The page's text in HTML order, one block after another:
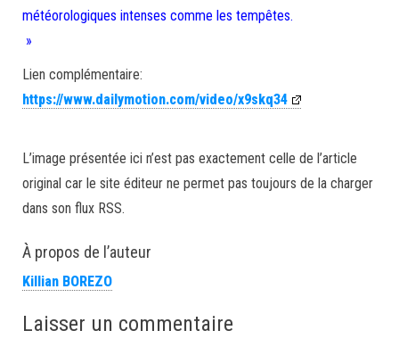
météorologiques intenses comme les tempêtes.
»
Lien complémentaire:
https://www.dailymotion.com/video/x9skq34
L’image présentée ici n’est pas exactement celle de l’article
original car le site éditeur ne permet pas toujours de la charger
dans son flux RSS.
À propos de l’auteur
Killian BOREZO
Laisser un commentaire